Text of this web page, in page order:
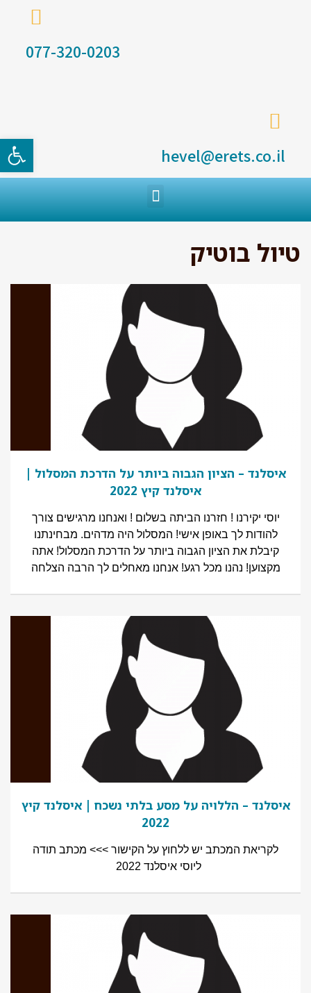
077-320-0203
hevel@erets.co.il
טיול בוטיק
איסלנד – הציון הגבוה ביותר על הדרכת המסלול |
איסלנד קיץ 2022
יוסי יקירנו ! חזרנו הביתה בשלום ! ואנחנו מרגישים צורך
להודות לך באופן אישי! המסלול היה מדהים. מבחינתנו
קיבלת את הציון הגבוה ביותר על הדרכת המסלול! אתה
מקצוען! נהנו מכל רגע! אנחנו מאחלים לך הרבה הצלחה
איסלנד – הללויה על מסע בלתי נשכח | איסלנד קיץ
2022
לקריאת המכתב יש ללחוץ על הקישור >>> מכתב תודה
ליוסי איסלנד 2022
פתח